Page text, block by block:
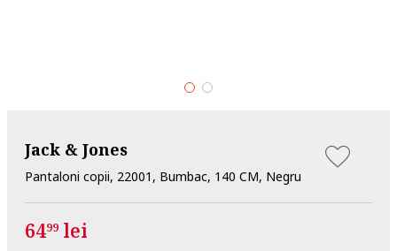
Jack & Jones
Pantaloni copii, 22001, Bumbac, 140 CM, Negru
6499 lei